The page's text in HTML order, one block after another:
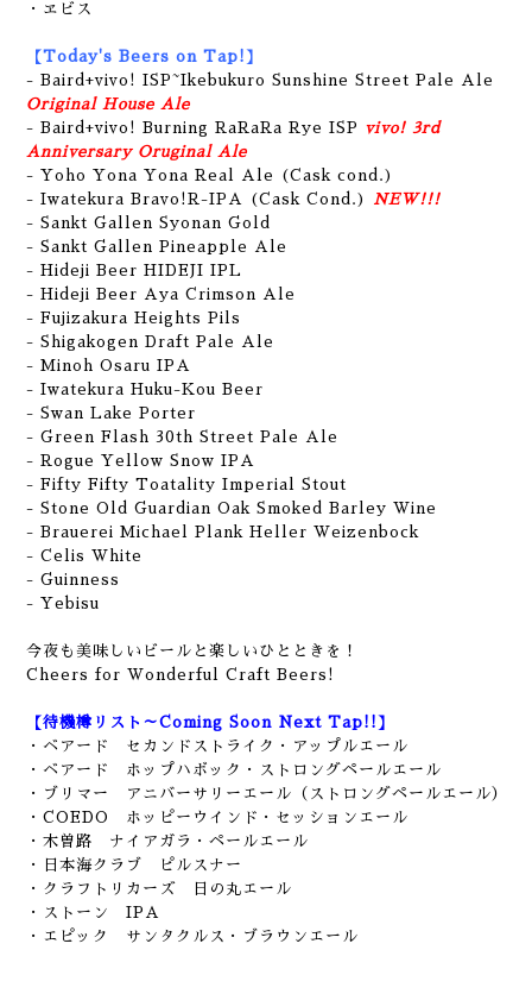
・ヱビス
【Today's Beers on Tap!】
- Baird+vivo! ISP~Ikebukuro Sunshine Street Pale Ale
Original House Ale
- Baird+vivo! Burning RaRaRa Rye ISP
vivo! 3rd
Anniversary Oruginal Ale
- Yoho Yona Yona Real Ale (Cask cond.)
- Iwatekura Bravo!R-IPA (Cask Cond.)
NEW!!!
- Sankt Gallen Syonan Gold
- Sankt Gallen Pineapple Ale
- Hideji Beer HIDEJI IPL
- Hideji Beer Aya Crimson Ale
- Fujizakura Heights Pils
- Shigakogen Draft Pale Ale
- Minoh Osaru IPA
- Iwatekura Huku-Kou Beer
- Swan Lake Porter
- Green Flash 30th Street Pale Ale
- Rogue Yellow Snow IPA
- Fifty Fifty Toatality Imperial Stout
- Stone Old Guardian Oak Smoked Barley Wine
- Brauerei Michael Plank Heller Weizenbock
- Celis White
- Guinness
- Yebisu
今夜も美味しいビールと楽しいひとときを！
Cheers for Wonderful Craft Beers!
【待機樽リスト～Coming Soon Next Tap!!】
・ベアード セカンドストライク・アップルエール
・ベアード ホップハボック・ストロングペールエール
・ブリマー アニバーサリーエール（ストロングペールエール）
・COEDO ホッピーウインド・セッションエール
・木曽路 ナイアガラ・ペールエール
・日本海クラブ ピルスナー
・クラフトリカーズ 日の丸エール
・ストーン IPA
・エピック サンタクルス・ブラウンエール